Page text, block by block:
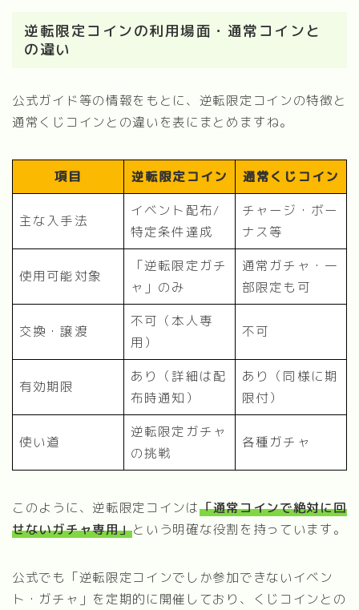
逆転限定コインの利用場面・通常コインと
の違い
公式ガイド等の情報をもとに、逆転限定コインの特徴と
通常くじコインとの違いを表にまとめますね。
項目 逆転限定コイン 通常くじコイン
主な入手法
イベント配布/
特定条件達成
チャージ・ボー
ナス等
使用可能対象
「逆転限定ガチ
ャ」のみ
通常ガチャ・一
部限定も可
交換・譲渡
不可（本人専
用）
不可
有効期限
あり（詳細は配
布時通知）
あり（同様に期
限付）
使い道
逆転限定ガチャ
の挑戦
各種ガチャ
このように、逆転限定コインは「通常コインで絶対に回
せないガチャ専用」という明確な役割を持っています。
公式でも「逆転限定コインでしか参加できないイベン
ト・ガチャ」を定期的に開催しており、くじコインとの